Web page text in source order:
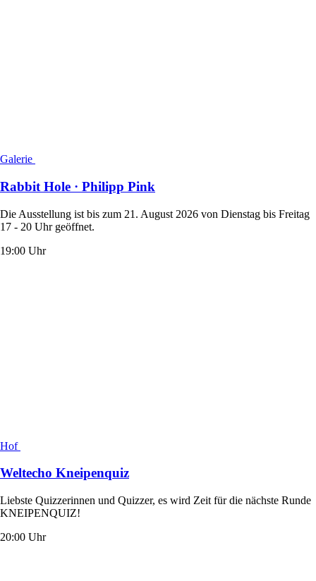
Galerie
Rabbit Hole · Philipp Pink
Die Ausstellung ist bis zum 21. August 2026 von Dienstag bis Freitag
17 - 20 Uhr geöffnet.
19:00 Uhr
Hof
Weltecho Kneipenquiz
Liebste Quizzerinnen und Quizzer, es wird Zeit für die nächste Runde
KNEIPENQUIZ!
20:00 Uhr